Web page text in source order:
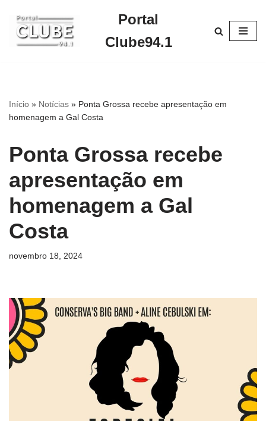
Pular
para
Portal
Clube94.1
Início » Notícias » Ponta Grossa recebe apresentação em
homenagem a Gal Costa
Ponta Grossa recebe
apresentação em
homenagem a Gal
Costa
novembro 18, 2024